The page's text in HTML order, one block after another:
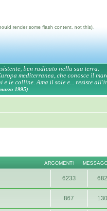
render some flash content, not this).
ben radicato nella sua terra.
mediterranea, che conosce il
le colline. Ama il sole e... resiste
1995)
ARGOMENTI
6233
867